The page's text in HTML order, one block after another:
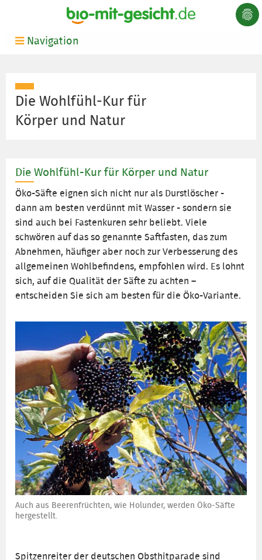
Navigation
Die Wohlfühl-Kur für
Körper und Natur
Die Wohlfühl-Kur für Körper und Natur
Öko-Säfte eignen sich nicht nur als Durstlöscher -
dann am besten verdünnt mit Wasser - sondern sie
sind auch bei Fastenkuren sehr beliebt. Viele
schwören auf das so genannte Saftfasten, das zum
Abnehmen, häufiger aber noch zur Verbesserung des
allgemeinen Wohlbefindens, empfohlen wird. Es lohnt
sich, auf die Qualität der Säfte zu achten –
entscheiden Sie sich am besten für die Öko-Variante.
Auch aus Beerenfrüchten, wie Holunder, werden Öko-Säfte
hergestellt.
Spitzenreiter der deutschen Obsthitparade sind